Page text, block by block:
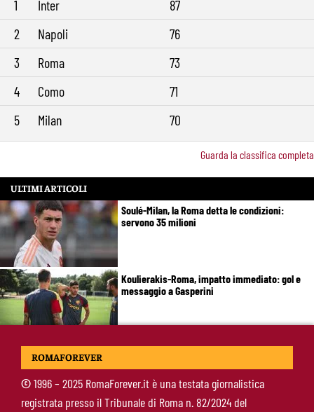
1 Inter
87
2
Napoli
76
3
Roma
73
4
Como
71
5
Milan 70
Guarda la classifica completa
ULTIMI ARTICOLI
Soulé-Milan, la Roma detta le condizioni:
servono 35 milioni
Koulierakis-Roma, impatto immediato: gol e
messaggio a Gasperini
Ndicka-Roma, futuro più chiaro: il messaggio
ROMAFOREVER
©1996 – 2025 RomaForever.it è una testata giornalistica
registrata presso il Tribunale di Roma n. 82/2024 del